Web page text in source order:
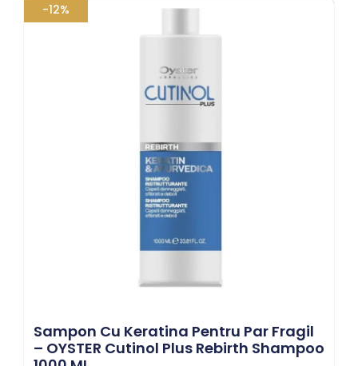
-12%
Sampon Cu Keratina Pentru Par Fragil
– OYSTER Cutinol Plus Rebirth Shampoo
este: